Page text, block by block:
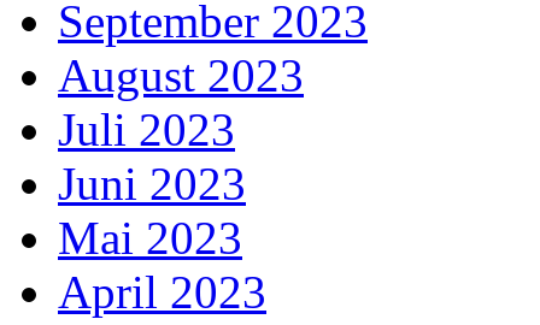
September 2023
August 2023
Juli 2023
Juni 2023
Mai 2023
April 2023